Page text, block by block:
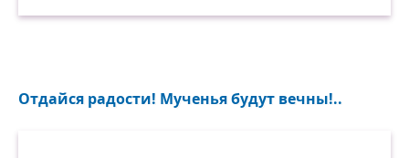
Отдайся радости! Мученья будут вечны!..